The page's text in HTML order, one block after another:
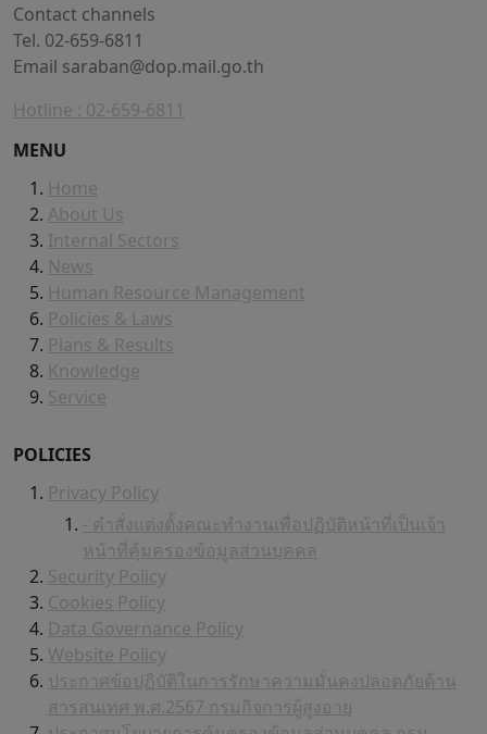
Contact channels
Tel. 02-659-6811
Email saraban@dop.mail.go.th
Hotline : 02-659-6811
MENU
Home
About Us
Internal Sectors
News
Human Resource Management
Policies & Laws
Plans & Results
Knowledge
Service
POLICIES
Privacy Policy
- คำสั่งแต่งตั้งคณะทำงานเพื่อปฏิบัติหน้าที่เป็นเจ้า
หน้าที่คุ้มครองข้อมูลส่วนบุคคล
Security Policy
Cookies Policy
Data Governance Policy
Website Policy
ประกาศข้อปฏิบัติในการรักษาความมั่นคงปลอดภัยด้าน
สารสนเทศ พ.ศ.2567 กรมกิจการผู้สูงอายุ